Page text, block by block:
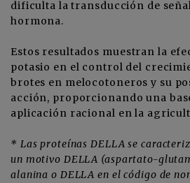
dificulta la transducción de
hormona.
Estos resultados muestran la
potasio en el control del
brotes en melocotoneros y su
acción, proporcionando una
aplicación racional en la
* Las proteínas DELLA se
un motivo DELLA (aspartato-
alanina o DELLA en el código de